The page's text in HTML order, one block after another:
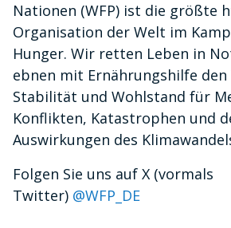
Nationen (WFP) ist die größte
Organisation der Welt im
Hunger. Wir retten Leben in
ebnen mit Ernährungshilfe den
Stabilität und Wohlstand für
Konflikten, Katastrophen und
Auswirkungen des
Folgen Sie uns auf X (vormals
Twitter) @WFP_DE